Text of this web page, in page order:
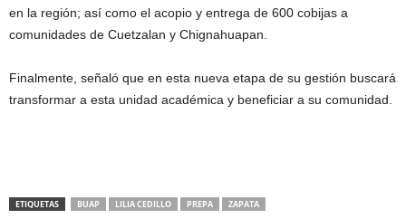
en la región; así como el acopio y entrega de 600 cobijas a
comunidades de Cuetzalan y Chignahuapan.
Finalmente, señaló que en esta nueva etapa de su gestión buscará
transformar a esta unidad académica y beneficiar a su comunidad.
ETIQUETAS BUAP LILIA CEDILLO PREPA ZAPATA